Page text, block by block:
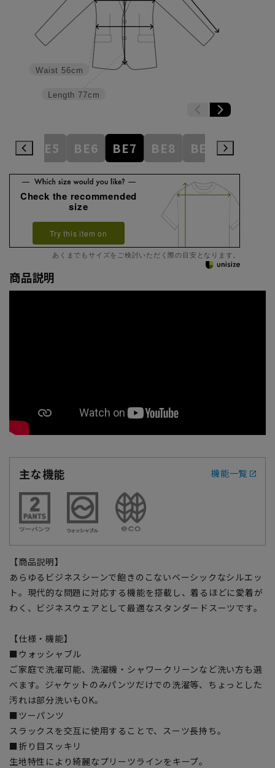
Length 77cm
Waist 56cm
BE5 BE6 BE7 BE8 BE9 BE10
Check the recommended
size
Try this item on
あくまでもサイズをご検討いただく際の目安となります。
商品説明
主な機能 機能一覧
【商品説明】
あらゆるビジネスシーンで飽きのこないベーシックなシルエッ
ト。現代的な問題に対応する機能を搭載し、着るほどに愛着が
わく、ビジネスウェアとして最適なスタンダードスーツです。
【仕様・機能】
■ウォッシャブル
ご家庭で洗濯可能、洗濯機・シャワークリーンなど洗い方も選
べます。ジャケットのみパンツだけでの洗濯等、ちょっとした
汚れは部分洗いもOK。
■ツーパンツ
スラックスを交互に使用することで、スーツ長持ち。
■折り目スッキリ
生地特性により綺麗なプリーツラインをキープ。